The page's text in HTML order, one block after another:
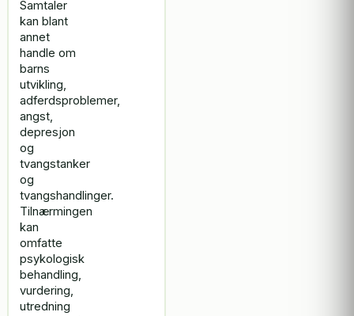
Samtaler
kan blant
annet
handle om
barns
utvikling,
adferdsproblemer,
angst,
depresjon
og
tvangstanker
og
tvangshandlinger.
Tilnærmingen
kan
omfatte
psykologisk
behandling,
vurdering,
utredning